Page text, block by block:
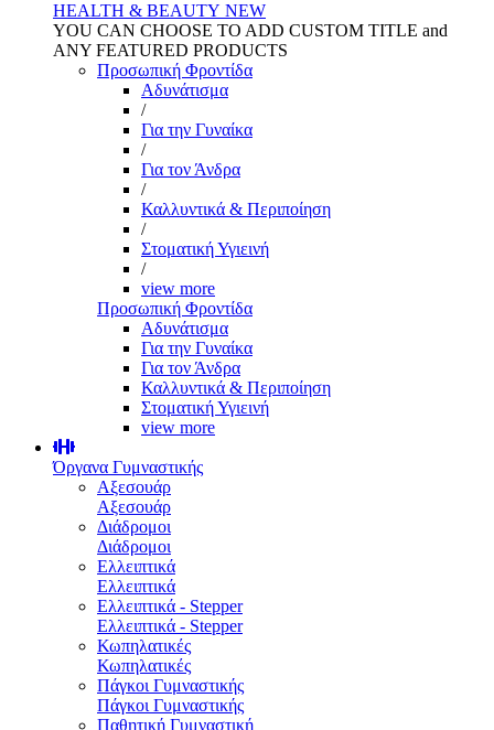
HEALTH & BEAUTY NEW
YOU CAN CHOOSE TO ADD CUSTOM TITLE and
ANY FEATURED PRODUCTS
Προσωπική Φροντίδα
Αδυνάτισμα
/
Για την Γυναίκα
/
Για τον Άνδρα
/
Καλλυντικά & Περιποίηση
/
Στοματική Υγιεινή
/
view more
Προσωπική Φροντίδα
Αδυνάτισμα
Για την Γυναίκα
Για τον Άνδρα
Καλλυντικά & Περιποίηση
Στοματική Υγιεινή
view more
Όργανα Γυμναστικής
Αξεσουάρ
Αξεσουάρ
Διάδρομοι
Διάδρομοι
Ελλειπτικά
Ελλειπτικά
Ελλειπτικά - Stepper
Ελλειπτικά - Stepper
Κωπηλατικές
Κωπηλατικές
Πάγκοι Γυμναστικής
Πάγκοι Γυμναστικής
Παθητική Γυμναστική